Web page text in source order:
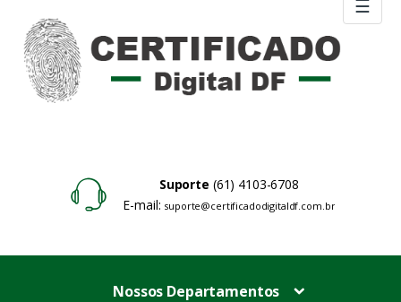
☰
Suporte (61) 4103-6708
E-mail: suporte@certificadodigitaldf.com.br
Nossos Departamentos